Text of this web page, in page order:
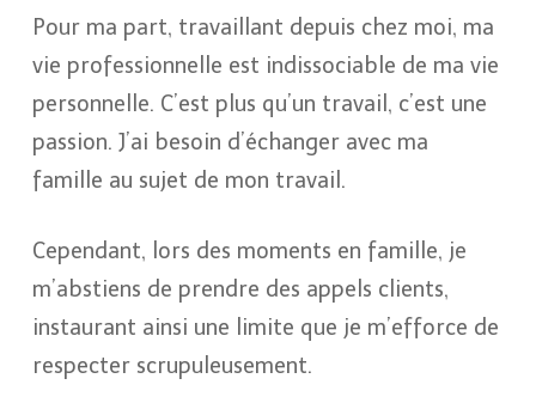
Pour ma part, travaillant depuis chez moi, ma
vie professionnelle est indissociable de ma vie
personnelle. C’est plus qu’un travail, c’est une
passion. J’ai besoin d’échanger avec ma
famille au sujet de mon travail.
Cependant, lors des moments en famille, je
m’abstiens de prendre des appels clients,
instaurant ainsi une limite que je m’efforce de
respecter scrupuleusement.